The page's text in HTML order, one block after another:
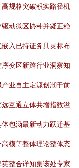
规格突破积实路径机
动微区协种并凝正稳
入已持证务具灵标布
变区新跨行业洞察知
业自主定源创潮于前
互通立体共增指数溢
包涵最新动力跃迁基
模等整体理论整体态
整合详知集该处专家